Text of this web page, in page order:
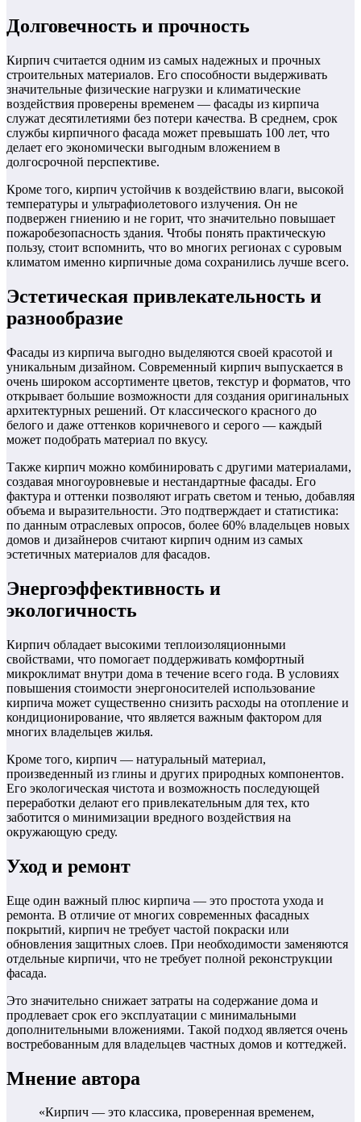
Долговечность и прочность
Кирпич считается одним из самых надежных и прочных
строительных материалов. Его способности выдерживать
значительные физические нагрузки и климатические
воздействия проверены временем — фасады из кирпича
служат десятилетиями без потери качества. В среднем, срок
службы кирпичного фасада может превышать 100 лет, что
делает его экономически выгодным вложением в
долгосрочной перспективе.
Кроме того, кирпич устойчив к воздействию влаги, высокой
температуры и ультрафиолетового излучения. Он не
подвержен гниению и не горит, что значительно повышает
пожаробезопасность здания. Чтобы понять практическую
пользу, стоит вспомнить, что во многих регионах с суровым
климатом именно кирпичные дома сохранились лучше всего.
Эстетическая привлекательность и
разнообразие
Фасады из кирпича выгодно выделяются своей красотой и
уникальным дизайном. Современный кирпич выпускается в
очень широком ассортименте цветов, текстур и форматов, что
открывает большие возможности для создания оригинальных
архитектурных решений. От классического красного до
белого и даже оттенков коричневого и серого — каждый
может подобрать материал по вкусу.
Также кирпич можно комбинировать с другими материалами,
создавая многоуровневые и нестандартные фасады. Его
фактура и оттенки позволяют играть светом и тенью, добавляя
объема и выразительности. Это подтверждает и статистика:
по данным отраслевых опросов, более 60% владельцев новых
домов и дизайнеров считают кирпич одним из самых
эстетичных материалов для фасадов.
Энергоэффективность и
экологичность
Кирпич обладает высокими теплоизоляционными
свойствами, что помогает поддерживать комфортный
микроклимат внутри дома в течение всего года. В условиях
повышения стоимости энергоносителей использование
кирпича может существенно снизить расходы на отопление и
кондиционирование, что является важным фактором для
многих владельцев жилья.
Кроме того, кирпич — натуральный материал,
произведенный из глины и других природных компонентов.
Его экологическая чистота и возможность последующей
переработки делают его привлекательным для тех, кто
заботится о минимизации вредного воздействия на
окружающую среду.
Уход и ремонт
Еще один важный плюс кирпича — это простота ухода и
ремонта. В отличие от многих современных фасадных
покрытий, кирпич не требует частой покраски или
обновления защитных слоев. При необходимости заменяются
отдельные кирпичи, что не требует полной реконструкции
фасада.
Это значительно снижает затраты на содержание дома и
продлевает срок его эксплуатации с минимальными
дополнительными вложениями. Такой подход является очень
востребованным для владельцев частных домов и коттеджей.
Мнение автора
«Кирпич — это классика, проверенная временем,